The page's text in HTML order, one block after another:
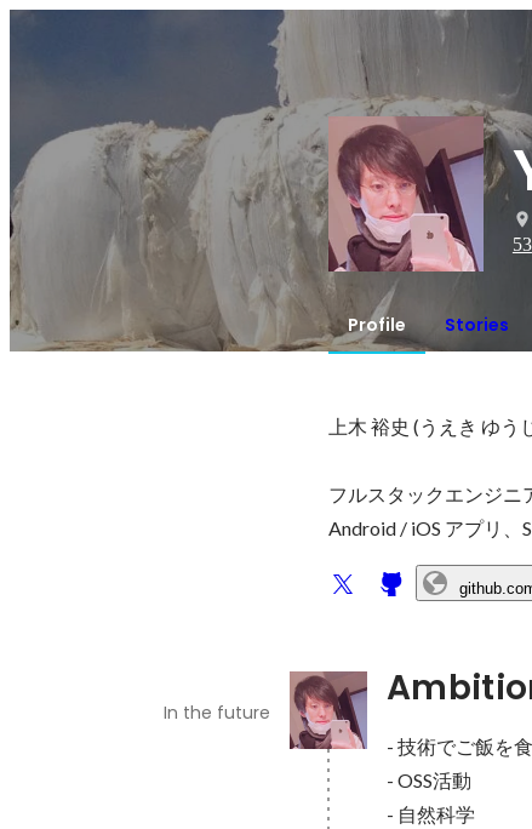
53
Profile Stories
上木 裕史 (うえき ゆう
フルスタックエンジニ
Android / iOS アプリ、
In the future
- 技術でご飯を
- OSS活動
- 自然科学